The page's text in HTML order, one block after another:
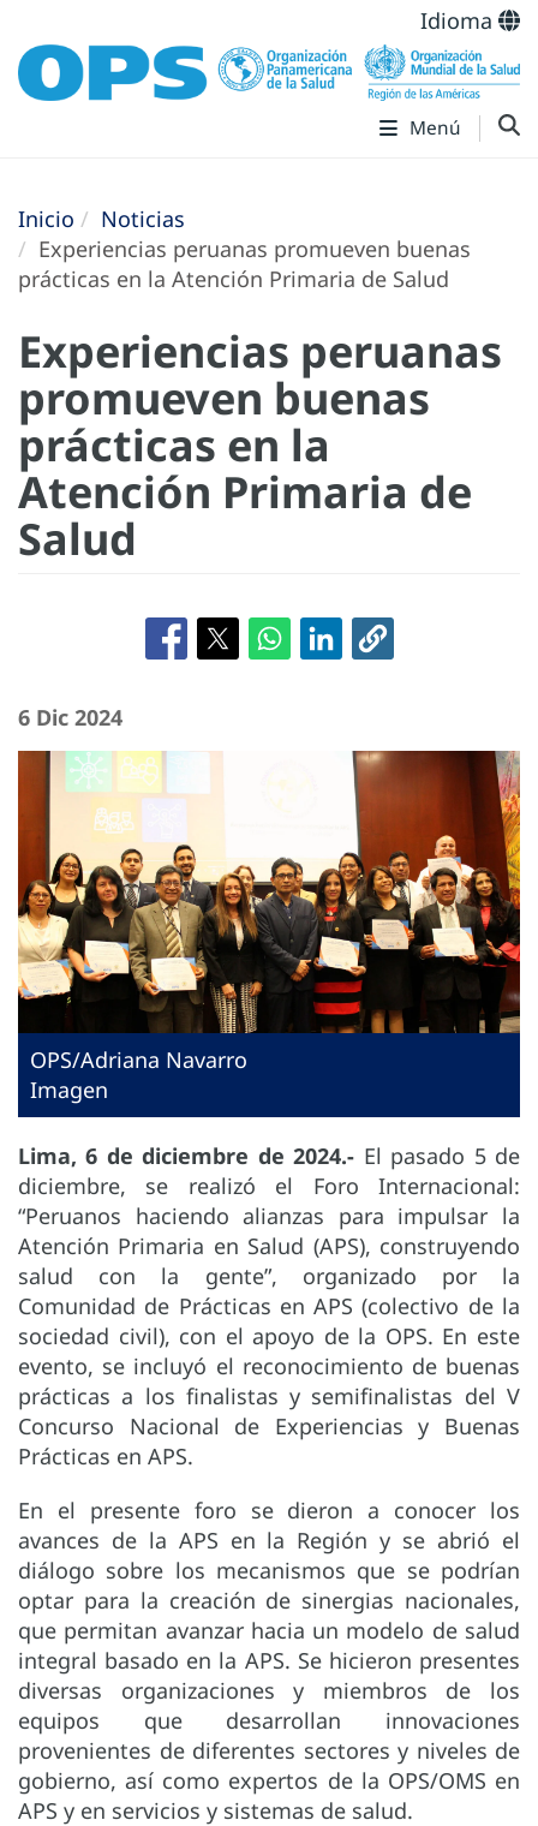
Idioma
Menú
Inicio
Noticias
Experiencias peruanas promueven buenas
prácticas en la Atención Primaria de Salud
Experiencias peruanas
promueven buenas
prácticas en la
Atención Primaria de
Salud
6 Dic 2024
OPS/Adriana Navarro
Imagen
Lima, 6 de diciembre de 2024.- El pasado 5 de
diciembre, se realizó el Foro Internacional:
“Peruanos haciendo alianzas para impulsar la
Atención Primaria en Salud (APS), construyendo
salud con la gente”, organizado por la
Comunidad de Prácticas en APS (colectivo de la
sociedad civil), con el apoyo de la OPS. En este
evento, se incluyó el reconocimiento de buenas
prácticas a los finalistas y semifinalistas del V
Concurso Nacional de Experiencias y Buenas
Prácticas en APS.
En el presente foro se dieron a conocer los
avances de la APS en la Región y se abrió el
diálogo sobre los mecanismos que se podrían
optar para la creación de sinergias nacionales,
que permitan avanzar hacia un modelo de salud
integral basado en la APS. Se hicieron presentes
diversas organizaciones y miembros de los
equipos que desarrollan innovaciones
provenientes de diferentes sectores y niveles de
gobierno, así como expertos de la OPS/OMS en
APS y en servicios y sistemas de salud.